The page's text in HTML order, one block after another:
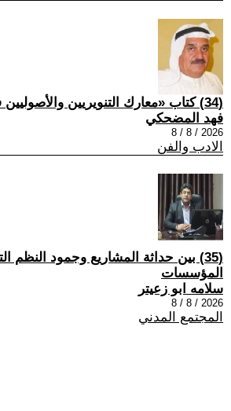
(34) كتاب «معارك التنويريين والأصوليين في أوروبا»
فهد المضحكي
2026 / 8 / 8
الادب والفن
(35) بين حداثة المشاريع وجمود النظم
المؤسسات
سلامه ابو زعيتر
2026 / 8 / 8
المجتمع المدني